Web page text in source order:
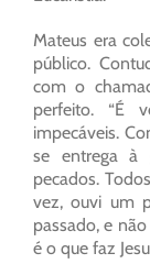
Mateus era
público.
com o
perfeito. “É
impecáveis.
se entrega à
pecados.
vez, ouvi um
passado, e
é o que faz